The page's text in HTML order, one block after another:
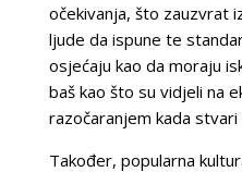
očekivanja, što zauzvrat
ljude da ispune te
osjećaju kao da moraju
baš kao što su vidjeli na
razočaranjem kada stvari
Također, popularna